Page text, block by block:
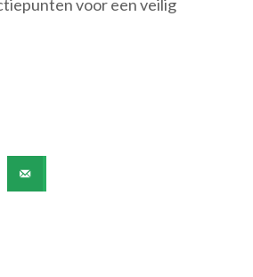
voor een veilig